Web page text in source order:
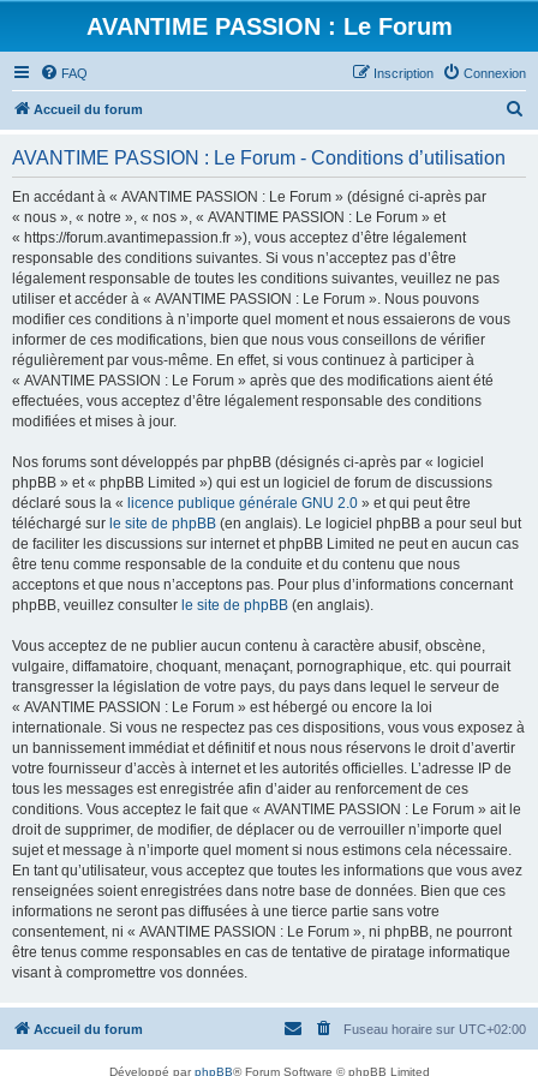
AVANTIME PASSION : Le Forum
FAQ Connexion
Inscription
Accueil du forum
AVANTIME PASSION : Le Forum - Conditions d’utilisation
En accédant à « AVANTIME PASSION : Le Forum » (désigné ci-après par
« nous », « notre », « nos », « AVANTIME PASSION : Le Forum » et
« https://forum.avantimepassion.fr »), vous acceptez d’être légalement
responsable des conditions suivantes. Si vous n’acceptez pas d’être
légalement responsable de toutes les conditions suivantes, veuillez ne pas
utiliser et accéder à « AVANTIME PASSION : Le Forum ». Nous pouvons
modifier ces conditions à n’importe quel moment et nous essaierons de vous
informer de ces modifications, bien que nous vous conseillons de vérifier
régulièrement par vous-même. En effet, si vous continuez à participer à
« AVANTIME PASSION : Le Forum » après que des modifications aient été
effectuées, vous acceptez d’être légalement responsable des conditions
modifiées et mises à jour.
Nos forums sont développés par phpBB (désignés ci-après par « logiciel
phpBB » et « phpBB Limited ») qui est un logiciel de forum de discussions
déclaré sous la « licence publique générale GNU 2.0 » et qui peut être
téléchargé sur le site de phpBB (en anglais). Le logiciel phpBB a pour seul but
de faciliter les discussions sur internet et phpBB Limited ne peut en aucun cas
être tenu comme responsable de la conduite et du contenu que nous
acceptons et que nous n’acceptons pas. Pour plus d’informations concernant
phpBB, veuillez consulter le site de phpBB (en anglais).
Vous acceptez de ne publier aucun contenu à caractère abusif, obscène,
vulgaire, diffamatoire, choquant, menaçant, pornographique, etc. qui pourrait
transgresser la législation de votre pays, du pays dans lequel le serveur de
« AVANTIME PASSION : Le Forum » est hébergé ou encore la loi
internationale. Si vous ne respectez pas ces dispositions, vous vous exposez à
un bannissement immédiat et définitif et nous nous réservons le droit d’avertir
votre fournisseur d’accès à internet et les autorités officielles. L’adresse IP de
tous les messages est enregistrée afin d’aider au renforcement de ces
conditions. Vous acceptez le fait que « AVANTIME PASSION : Le Forum » ait le
droit de supprimer, de modifier, de déplacer ou de verrouiller n’importe quel
sujet et message à n’importe quel moment si nous estimons cela nécessaire.
En tant qu’utilisateur, vous acceptez que toutes les informations que vous avez
renseignées soient enregistrées dans notre base de données. Bien que ces
informations ne seront pas diffusées à une tierce partie sans votre
consentement, ni « AVANTIME PASSION : Le Forum », ni phpBB, ne pourront
être tenus comme responsables en cas de tentative de piratage informatique
visant à compromettre vos données.
Accueil du forum Fuseau horaire sur UTC+02:00
Développé parphpBB® Forum Software © phpBB Limited